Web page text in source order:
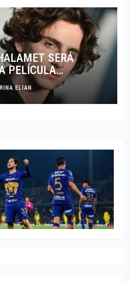
SERÁ
PELÍCULA
EL MUNDO DEL
ELIAN